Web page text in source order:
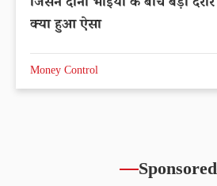
क्या हुआ ऐसा
Money Control
Sponsored